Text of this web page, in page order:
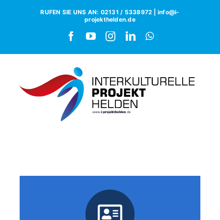
RUFEN SIE UNS AN: 02131 / 5338972 | info@i-
projekthelden.de
Alltagshelden